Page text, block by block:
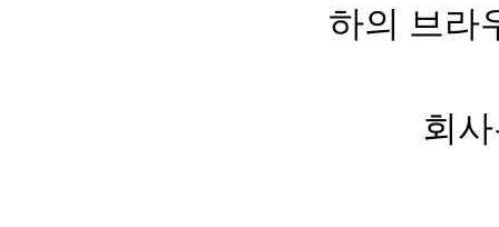
하의 브라
회